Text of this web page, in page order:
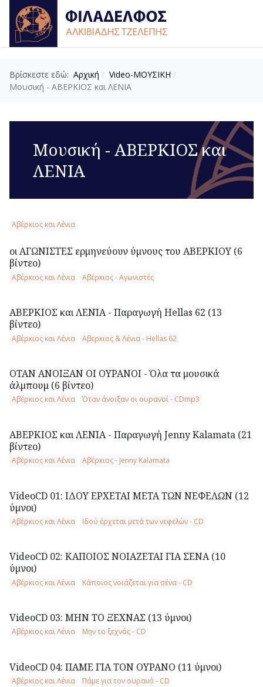
Βρίσκεστε εδώ: Αρχική
Video-ΜΟΥΣΙΚΗ
Μουσική - ΑΒΕΡΚΙΟΣ και ΛΕΝΙΑ
Μουσική - ΑΒΕΡΚΙΟΣ και
ΛΕΝΙΑ
Αβέρκιος και Λένια
οι ΑΓΩΝΙΣΤΕΣ ερμηνεύουν ύμνους του ΑΒΕΡΚΙΟΥ (6
βίντεο)
Αβέρκιος και Λένια Αβέρκιος - Αγωνιστές
ΑΒΕΡΚΙΟΣ και ΛΕΝΙΑ - Παραγωγή Hellas 62 (13
βίντεο)
Αβέρκιος και Λένια Αβερκιος & Λένια - Hellas 62
ΟΤΑΝ ΑΝΟΙΞΑΝ ΟΙ ΟΥΡΑΝΟΙ - Όλα τα μουσικά
άλμπουμ (6 βίντεο)
Αβέρκιος και Λένια Όταν άνοιξαν οι ουρανοί - CDmp3
ΑΒΕΡΚΙΟΣ και ΛΕΝΙΑ - Παραγωγή Jenny Kalamata (21
βίντεο)
Αβέρκιος και Λένια Αβέρκιος - Jenny Kalamata
VideoCD 01: ΙΔΟΥ ΕΡΧΕΤΑΙ ΜΕΤΑ ΤΩΝ ΝΕΦΕΛΩΝ (12
ύμνοι)
Αβέρκιος και Λένια Ιδού έρχεται μετά των νεφελών - CD
VideoCD 02: ΚΑΠΟΙΟΣ ΝΟΙΑΖΕΤΑΙ ΓΙΑ ΣΕΝΑ (10
ύμνοι)
Αβέρκιος και Λένια Κάποιος νοιάζεται για σένα - CD
VideoCD 03: ΜΗΝ ΤΟ ΞΕΧΝΑΣ (13 ύμνοι)
Αβέρκιος και Λένια Μην το ξεχνάς - CD
VideoCD 04: ΠΑΜΕ ΓΙΑ ΤΟΝ ΟΥΡΑΝΟ (11 ύμνοι)
Αβέρκιος και Λένια Πάμε για τον ουρανό - CD